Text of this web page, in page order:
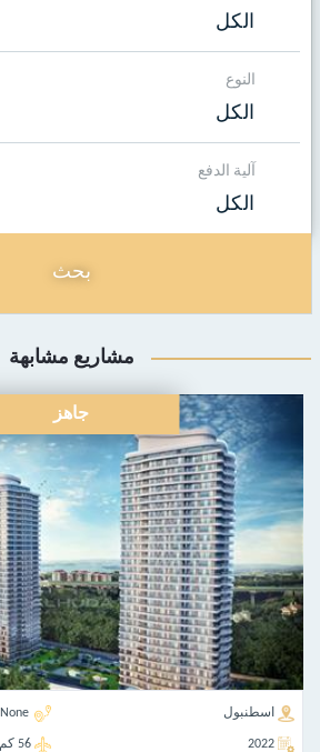
الكل
النوع
الكل
آلية الدفع
الكل
بحث
مشاريع مشابهة
جاهز
اسطنبول None
2022 56 كم